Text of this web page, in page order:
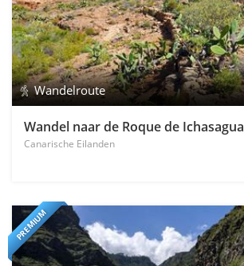
Wandelroute
Wandel naar de Roque de Ichasagua
Canarische Eilanden
PREMIUM